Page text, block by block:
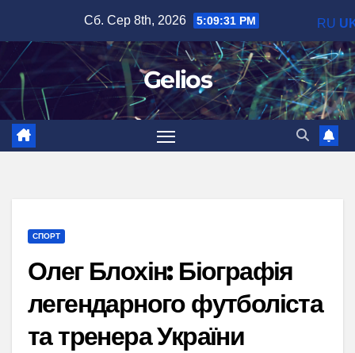
вмісту
Сб. Сер 8th, 2026 5:09:32 PM
Gelios
СПОРТ
Олег Блохін: Біографія
легендарного футболіста
та тренера України
RU